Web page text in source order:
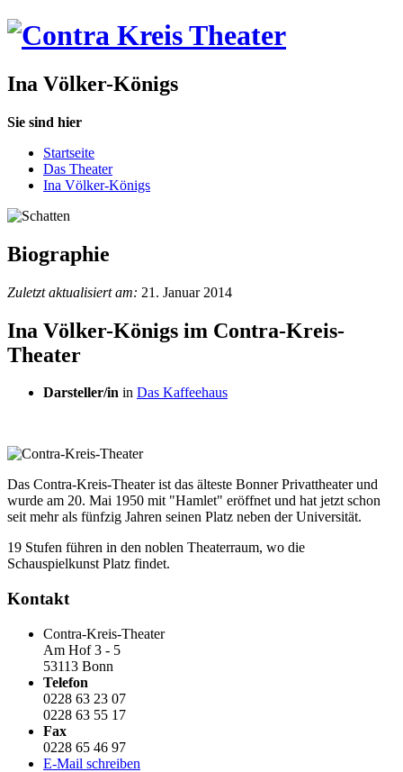
Ina Völker-Königs
Sie sind hier
Startseite
Das Theater
Ina Völker-Königs
Biographie
Zuletzt aktualisiert am: 21. Januar 2014
Ina Völker-Königs im Contra-Kreis-
Theater
Darsteller/in in Das Kaffeehaus
Das Contra-Kreis-Theater ist das älteste Bonner Privattheater und
wurde am 20. Mai 1950 mit "Hamlet" eröffnet und hat jetzt schon
seit mehr als fünfzig Jahren seinen Platz neben der Universität.
19 Stufen führen in den noblen Theaterraum, wo die
Schauspielkunst Platz findet.
Kontakt
Contra-Kreis-Theater
Am Hof 3 - 5
53113 Bonn
Telefon
0228 63 23 07
0228 63 55 17
Fax
0228 65 46 97
E-Mail schreiben